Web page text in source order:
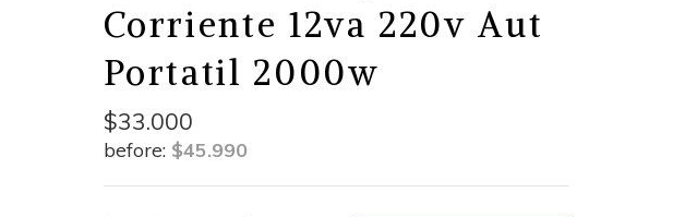
Corriente 12va 220v Aut
Portatil 2000w
$33.000
before: $45.990